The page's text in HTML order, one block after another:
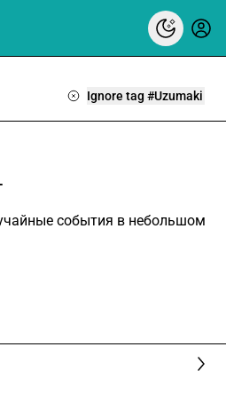
Ignore tag #Uzumaki
события в небольшом